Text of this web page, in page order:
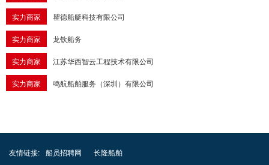
实力商家 瞿德船艇科技有限公司
实力商家 龙钦船务
实力商家 江苏华西智云工程技术有限公司
实力商家 鸣航船舶服务（深圳）有限公司
友情链接: 船员招聘网 长隆船舶